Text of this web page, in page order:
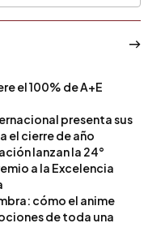
el 100% de A+E
presenta sus
el cierre de año
lanzan la 24°
a la Excelencia
cómo el anime
de toda una